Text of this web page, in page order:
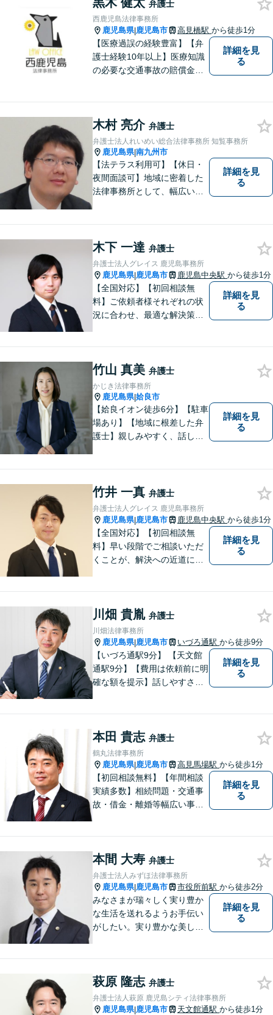
弁護士
西鹿児島法律事務所
鹿児島県|鹿児島市 高見橋駅 から徒歩1分
【医療過誤の経験豊富】【弁
護士経験10年以上】医療知識
の必要な交通事故の賠償金請
さい。依頼者様との信頼関係
を大切に解決へ向けて尽力い
たします。【休日・夜間対応
可】
詳細を見
る
木村 亮介 弁護士
弁護士法人れいめい総合法律事務所 知覧事務所
鹿児島県|南九州市
【法テラス利用可】【休日・
夜間面談可】地域に密着した
法律事務所として、幅広い分
なことやお困りごとがござい
ましたらお早めにご相談くだ
さい。
詳細を見
る
木下 一達 弁護士
弁護士法人グレイス 鹿児島事務所
鹿児島県|鹿児島市 鹿児島中央駅 から徒歩1分
【全国対応】【初回相談無
料】ご依頼者様それぞれの状
況に合わせ、最適な解決策を
き合い、解決までしっかりサ
ポートします。【電話・WEB
相談も対応可能】
詳細を見
る
竹山 真美 弁護士
かじき法律事務所
鹿児島県|姶良市
【姶良イオン徒歩6分】【駐車
場あり】【地域に根差した弁
護士】親しみやすく、話しや
金問題／交通事故など、幅広
く対応可能。お悩みの方は、
お気軽にご相談ください。
詳細を見
る
竹井 一真 弁護士
弁護士法人グレイス 鹿児島事務所
鹿児島県|鹿児島市 鹿児島中央駅 から徒歩1分
【全国対応】【初回相談無
料】早い段階でご相談いただ
くことが、解決への近道にな
どんなご相談でも、どうぞお
気軽にお声がけください。
【電話・WEB相談も対応可
能】
詳細を見
る
川畑 貴胤 弁護士
川畑法律事務所
鹿児島県|鹿児島市 いづろ通駅 から徒歩9分
【いづろ通駅9分】 【天文館
通駅9分】【費用は依頼前に明
確な額を提示】話しやすさを
で、お悩みの解決に向けて丁
寧にアドバイスしていきま
す。
詳細を見
る
本田 貴志 弁護士
鶴丸法律事務所
鹿児島県|鹿児島市 高見馬場駅 から徒歩1分
【初回相談無料】【年間相談
実績多数】相続問題・交通事
故・借金・離婚等幅広い事件
す。困ったらすぐにご相談く
ださい。
詳細を見
る
本間 大寿 弁護士
弁護士法人みずほ法律事務所
鹿児島県|鹿児島市 市役所前駅 から徒歩2分
みなさまが瑞々しく実り豊か
な生活を送れるようお手伝い
がしたい。実り豊かな美しい
なさまと一緒に成長させてい
ただきたい。それが私たち，
みずほ法律事務所の思いで
詳細を見
る
萩原 隆志 弁護士
弁護士法人萩原 鹿児島シティ法律事務所
鹿児島県|鹿児島市 天文館通駅 から徒歩1分